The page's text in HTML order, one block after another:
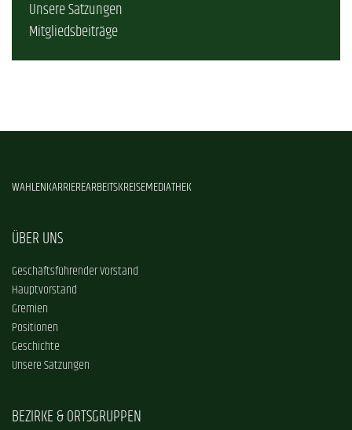
Unsere Satzungen
Mitgliedsbeiträge
WAHLENKARRIEREARBEITSKREISEMEDIATHEK
ÜBER UNS
Geschäftsführender Vorstand
Hauptvorstand
Gremien
Positionen
Geschichte
Unsere Satzungen
BEZIRKE & ORTSGRUPPEN